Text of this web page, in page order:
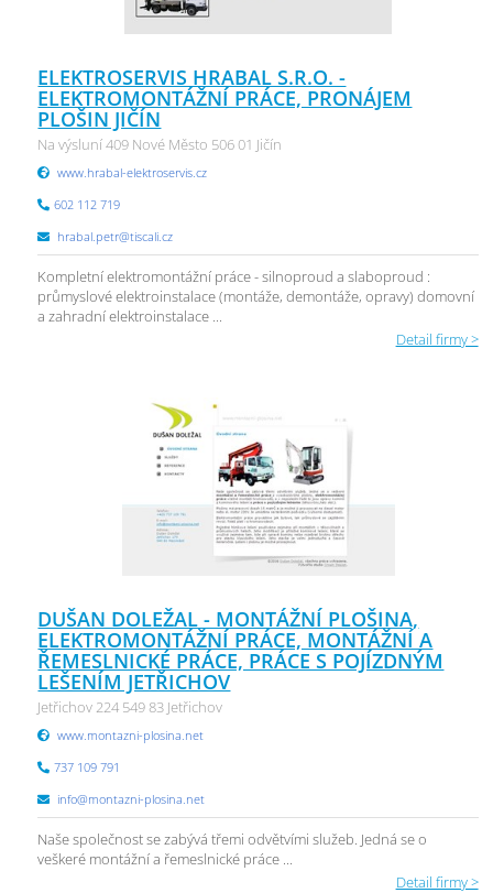
ELEKTROSERVIS HRABAL S.R.O. -
ELEKTROMONTÁŽNÍ PRÁCE, PRONÁJEM
PLOŠIN JIČÍN
Na výsluní 409 Nové Město 506 01 Jičín
www.hrabal-elektroservis.cz
602 112 719
hrabal.petr@tiscali.cz
Kompletní elektromontážní práce - silnoproud a slaboproud :
průmyslové elektroinstalace (montáže, demontáže, opravy) domovní
a zahradní elektroinstalace ...
Detail firmy >
DUŠAN DOLEŽAL - MONTÁŽNÍ PLOŠINA,
ELEKTROMONTÁŽNÍ PRÁCE, MONTÁŽNÍ A
ŘEMESLNICKÉ PRÁCE, PRÁCE S POJÍZDNÝM
LEŠENÍM JETŘICHOV
Jetřichov 224 549 83 Jetřichov
www.montazni-plosina.net
737 109 791
info@montazni-plosina.net
Naše společnost se zabývá třemi odvětvími služeb. Jedná se o
veškeré montážní a řemeslnické práce ...
Detail firmy >